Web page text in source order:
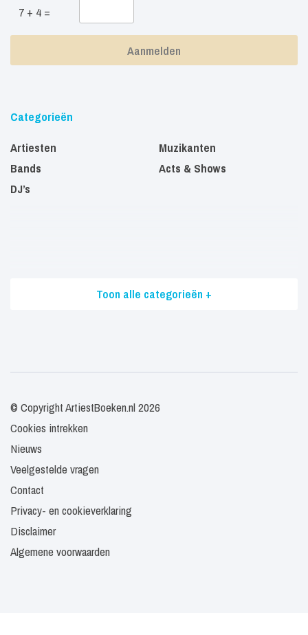
7 + 4 =
Categorieën
Artiesten
Bands
DJ’s
Muzikanten
Acts & Shows
Toon alle categorieën +
© Copyright ArtiestBoeken.nl 2026
Cookies intrekken
Nieuws
Veelgestelde vragen
Contact
Privacy- en cookieverklaring
Disclaimer
Algemene voorwaarden